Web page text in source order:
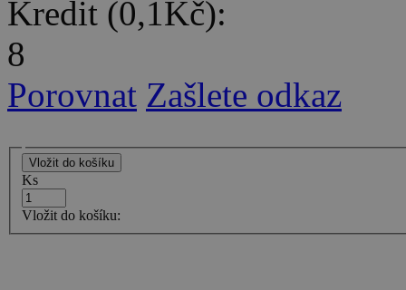
Kredit (0,1Kč):
8
Porovnat Zašlete odkaz
Ks
Vložit do košíku: